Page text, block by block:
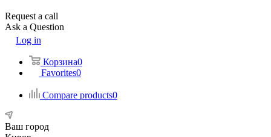
Request a call
Ask a Question
Log in
Корзина0
Favorites0
Compare products0
Ваш город